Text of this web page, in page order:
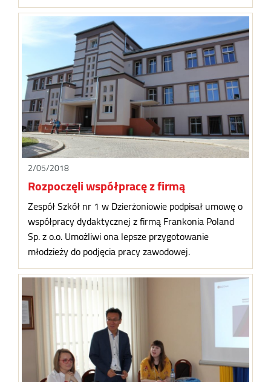
2/05/2018
Rozpoczęli współpracę z firmą
Zespół Szkół nr 1 w Dzierżoniowie podpisał umowę o
współpracy dydaktycznej z firmą Frankonia Poland
Sp. z o.o. Umożliwi ona lepsze przygotowanie
młodzieży do podjęcia pracy zawodowej.